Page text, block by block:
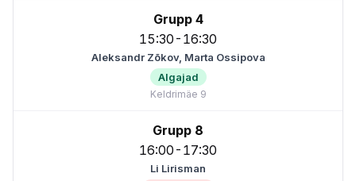
15:30-16:30
Grupp 4
Algajad
Aleksandr Zõkov, Marta Ossipova
Keldrimäe 9
16:00-17:30
Grupp 8
Li Lirisman